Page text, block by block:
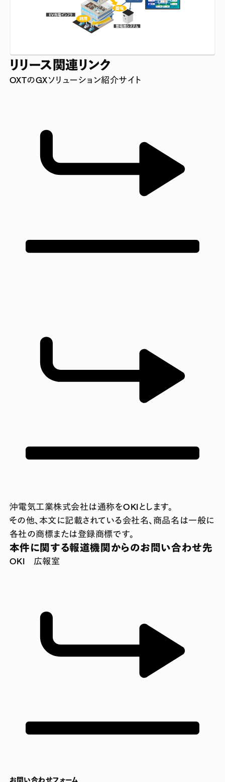
リリース関連リンク
OXTのGXソリューション紹介サイト
沖電気工業株式会社は通称をOKIとします。
その他、本文に記載されている会社名、商品名は一般に
各社の商標または登録商標です。
本件に関する報道機関からのお問い合わせ先
OKI 広報室
お問い合わせフォーム